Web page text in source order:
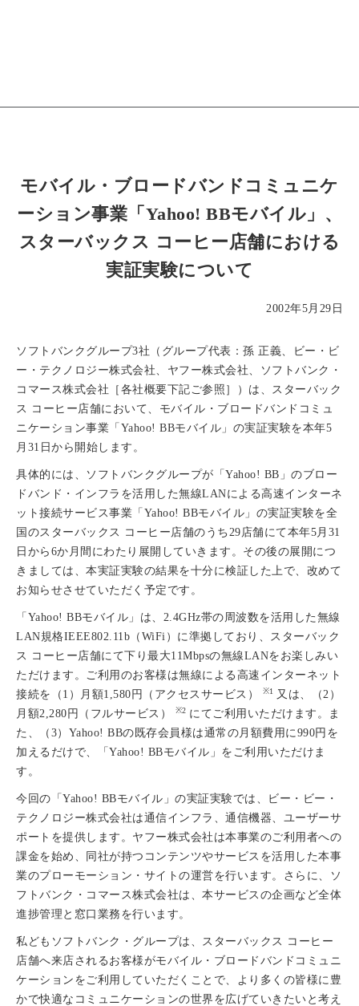
モバイル・ブロードバンドコミュニケ
ーション事業「Yahoo! BBモバイル」、
スターバックス コーヒー店舗における
実証実験について
2002年5月29日
ソフトバンクグループ3社（グループ代表：孫 正義、ビー・ビ
ー・テクノロジー株式会社、ヤフー株式会社、ソフトバンク・
コマース株式会社［各社概要下記ご参照］）は、スターバック
ス コーヒー店舗において、モバイル・ブロードバンドコミュ
ニケーション事業「Yahoo! BBモバイル」の実証実験を本年5
月31日から開始します。
具体的には、ソフトバンクグループが「Yahoo! BB」のブロー
ドバンド・インフラを活用した無線LANによる高速インターネ
ット接続サービス事業「Yahoo! BBモバイル」の実証実験を全
国のスターバックス コーヒー店舗のうち29店舗にて本年5月31
日から6か月間にわたり展開していきます。その後の展開につ
きましては、本実証実験の結果を十分に検証した上で、改めて
お知らせさせていただく予定です。
「Yahoo! BBモバイル」は、2.4GHz帯の周波数を活用した無線
LAN規格IEEE802.11b（WiFi）に準拠しており、スターバック
ス コーヒー店舗にて下り最大11Mbpsの無線LANをお楽しみい
ただけます。ご利用のお客様は無線による高速インターネット
接続を（1）月額1,580円（アクセスサービス）
※1
又は、（2）
月額2,280円（フルサービス）
※2 にてご利用いただけます。ま
た、（3）Yahoo! BBの既存会員様は通常の月額費用に990円を
加えるだけで、「Yahoo! BBモバイル」をご利用いただけま
す。
今回の「Yahoo! BBモバイル」の実証実験では、ビー・ビー・
テクノロジー株式会社は通信インフラ、通信機器、ユーザーサ
ポートを提供します。ヤフー株式会社は本事業のご利用者への
課金を始め、同社が持つコンテンツやサービスを活用した本事
業のプローモーション・サイトの運営を行います。さらに、ソ
フトバンク・コマース株式会社は、本サービスの企画など全体
進捗管理と窓口業務を行います。
私どもソフトバンク・グループは、スターバックス コーヒー
店舗へ来店されるお客様がモバイル・ブロードバンドコミュニ
ケーションをご利用していただくことで、より多くの皆様に豊
かで快適なコミュニケーションの世界を広げていきたいと考え